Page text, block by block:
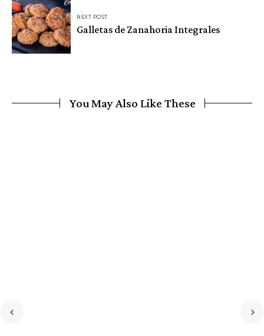
NEXT POST
Galletas de Zanahoria Integrales
You May Also Like These